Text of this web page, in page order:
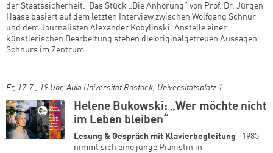
der Staatssicherheit. Das Stück „Die Anhörung“ von Prof. Dr. Jürgen
Haase basiert auf dem letzten Interview zwischen Wolfgang Schnur
und dem Journalisten Alexander Kobylinski. Anstelle einer
künstlerischen Bearbeitung stehen die originalgetreuen Aussagen
Schnurs im Zentrum.
Fr, 17.7., 19 Uhr, Aula Universität Rostock, Universitätsplatz 1
Helene Bukowski: „Wer möchte nicht
im Leben bleiben“
Lesung & Gespräch mit Klavierbegleitung
1985
nimmt sich eine junge Pianistin in